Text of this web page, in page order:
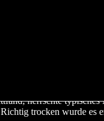
herrschte
trocken wurde es